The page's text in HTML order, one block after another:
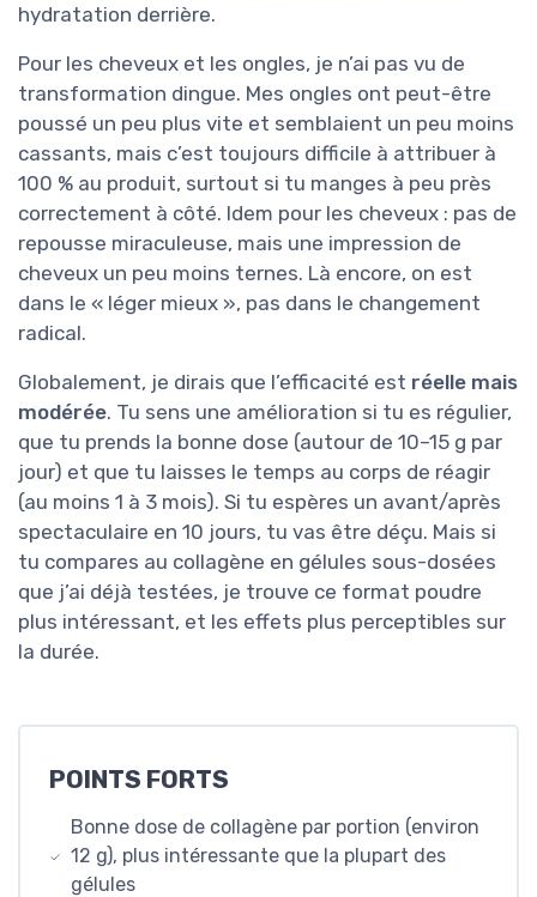
hydratation derrière.
Pour les cheveux et les ongles, je n’ai pas vu de
transformation dingue. Mes ongles ont peut-être
poussé un peu plus vite et semblaient un peu moins
cassants, mais c’est toujours difficile à attribuer à
100 % au produit, surtout si tu manges à peu près
correctement à côté. Idem pour les cheveux : pas de
repousse miraculeuse, mais une impression de
cheveux un peu moins ternes. Là encore, on est
dans le « léger mieux », pas dans le changement
radical.
Globalement, je dirais que l’efficacité est réelle mais
modérée. Tu sens une amélioration si tu es régulier,
que tu prends la bonne dose (autour de 10–15 g par
jour) et que tu laisses le temps au corps de réagir
(au moins 1 à 3 mois). Si tu espères un avant/après
spectaculaire en 10 jours, tu vas être déçu. Mais si
tu compares au collagène en gélules sous-dosées
que j’ai déjà testées, je trouve ce format poudre
plus intéressant, et les effets plus perceptibles sur
la durée.
POINTS FORTS
Bonne dose de collagène par portion (environ
12 g), plus intéressante que la plupart des
gélules